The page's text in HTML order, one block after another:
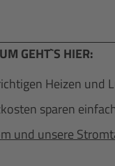
GEHT`S HIER:
Heizen und
sparen
und unsere